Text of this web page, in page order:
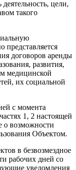
цели,
такого
представляется
договоров аренды
развития,
медицинской
их социальной
с момента
1, 2 настоящей
о возможности
Объектом.
в безвозмездное
рабочих дней со
уведомления